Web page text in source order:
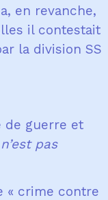
en revanche,
il contestait
la division SS
de guerre et
pas
« crime contre